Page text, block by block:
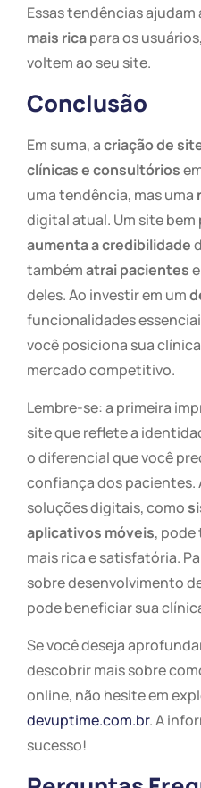
Essas tendências
mais ricapara os
voltem ao seu site.
Conclusão
Em suma, acriação de
clínicas e consultórios
uma tendência, mas uma
digital atual. Um site
aumenta a credibilidade
tambématrai pacientes
deles. Ao investir em um
funcionalidades
você posiciona sua
mercado competitivo.
Lembre-se: a primeira
site que reflete a
o diferencial que você
confiança dos pacientes.
soluções digitais, como
aplicativos móveis, pode
mais rica e satisfatória.
sobre desenvolvimento
pode beneficiar sua
Se você deseja
descobrir mais sobre
online, não hesite em
devuptime.com.br. A
sucesso!